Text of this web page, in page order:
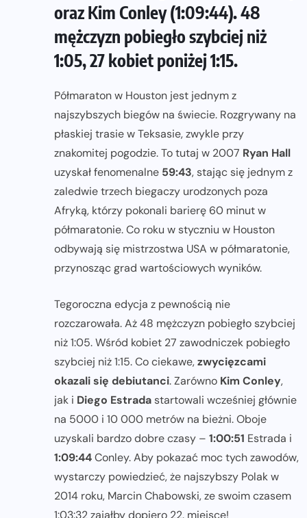
oraz Kim Conley (1:09:44). 48
mężczyzn pobiegło szybciej niż
1:05, 27 kobiet poniżej 1:15.
Półmaraton w Houston jest jednym z
najszybszych biegów na świecie. Rozgrywany na
płaskiej trasie w Teksasie, zwykle przy
znakomitej pogodzie. To tutaj w 2007 Ryan Hall
uzyskał fenomenalne 59:43, stając się jednym z
zaledwie trzech biegaczy urodzonych poza
Afryką, którzy pokonali barierę 60 minut w
półmaratonie. Co roku w styczniu w Houston
odbywają się mistrzostwa USA w półmaratonie,
przynosząc grad wartościowych wyników.
Tegoroczna edycja z pewnością nie
rozczarowała. Aż 48 mężczyzn pobiegło szybciej
niż 1:05. Wśród kobiet 27 zawodniczek pobiegło
szybciej niż 1:15. Co ciekawe,zwycięzcami
okazali się debiutanci. Zarówno Kim Conley,
jak i Diego Estradastartowali wcześniej głównie
na 5000 i 10 000 metrów na bieżni. Oboje
uzyskali bardzo dobre czasy – 1:00:51 Estrada i
1:09:44Conley. Aby pokazać moc tych zawodów,
wystarczy powiedzieć, że najszybszy Polak w
2014 roku, Marcin Chabowski, ze swoim czasem
1:03:32 zająłby dopiero 22. miejsce!